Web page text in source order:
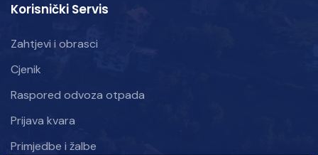
Korisnički Servis
Zahtjevi i obrasci
Cjenik
Raspored odvoza otpada
Prijava kvara
Primjedbe i žalbe